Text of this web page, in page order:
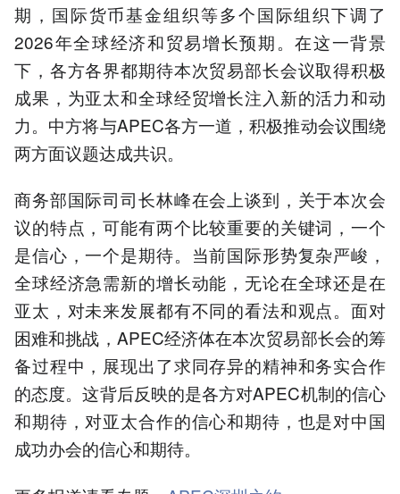
期，国际货币基金组织等多个国际组织下调了
2026年全球经济和贸易增长预期。在这一背景
下，各方各界都期待本次贸易部长会议取得积极
成果，为亚太和全球经贸增长注入新的活力和动
力。中方将与APEC各方一道，积极推动会议围绕
两方面议题达成共识。
商务部国际司司长林峰在会上谈到，关于本次会
议的特点，可能有两个比较重要的关键词，一个
是信心，一个是期待。当前国际形势复杂严峻，
全球经济急需新的增长动能，无论在全球还是在
亚太，对未来发展都有不同的看法和观点。面对
困难和挑战，APEC经济体在本次贸易部长会的筹
备过程中，展现出了求同存异的精神和务实合作
的态度。这背后反映的是各方对APEC机制的信心
和期待，对亚太合作的信心和期待，也是对中国
成功办会的信心和期待。